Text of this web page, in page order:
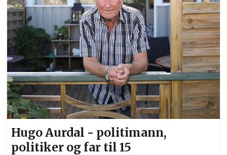
Hugo Aurdal - politimann,
politiker og far til 15